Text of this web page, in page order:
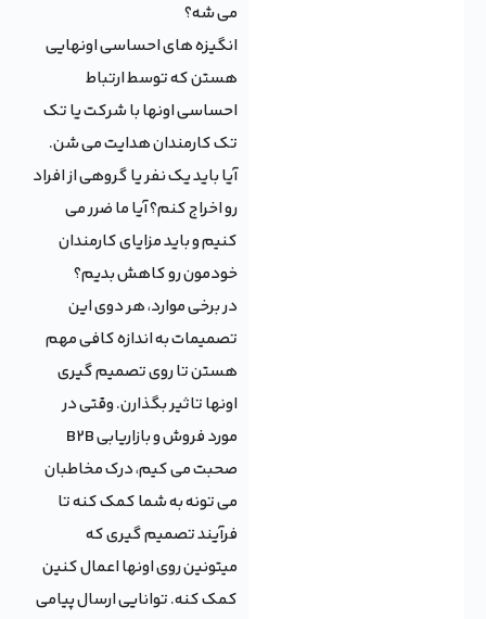
می شه؟
انگیزه های احساسی اونهایی
هستن که توسط ارتباط
احساسی اونها با شرکت یا تک
تک کارمندان هدایت می شن.
آیا باید یک نفر یا گروهی از افراد
رو اخراج کنم؟ آیا ما ضرر می
کنیم و باید مزایای کارمندان
خودمون رو کاهش بدیم؟
در برخی موارد، هر دوی این
تصمیمات به اندازه کافی مهم
هستن تا روی تصمیم گیری
اونها تاثیر بگذارن. وقتی در
مورد فروش و بازاریابی B2B
صحبت می کیم، درک مخاطبان
می تونه به شما کمک کنه تا
فرآیند تصمیم گیری که
میتونین روی اونها اعمال کنین
کمک کنه. توانایی ارسال پیامی